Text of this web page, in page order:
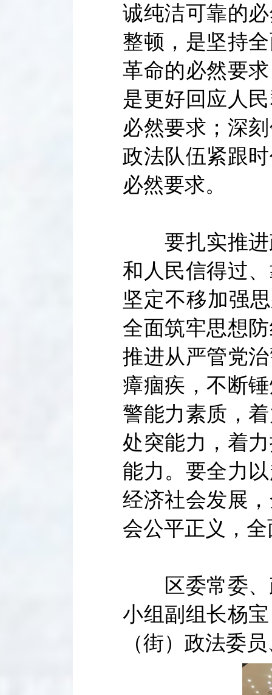
诚纯洁可靠的
整顿，是坚持
革命的必然要
是更好回应人
必然要求；深
政法队伍紧跟
必然要求。
要扎实推进
和人民信得过
坚定不移加强
全面筑牢思想
推进从严管党
瘴痼疾，不断
警能力素质，
处突能力，着
能力。要全力
经济社会发展
会公平正义，
区委常委、
小组副组长杨
（街）政法委